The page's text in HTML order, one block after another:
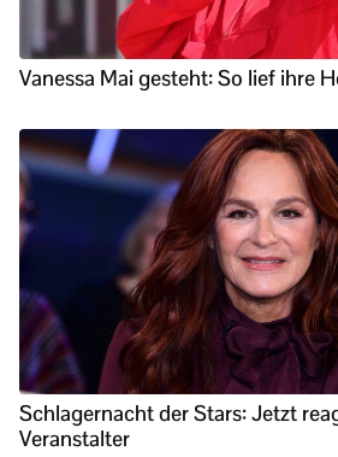
Vanessa Mai gesteht: So lief ihre
Schlagernacht der Stars: Jetzt
Veranstalter